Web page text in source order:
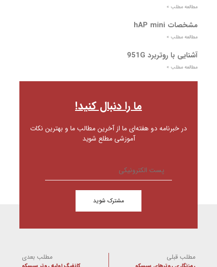
مطالعه مطلب »
مشخصات hAP mini
مطالعه مطلب »
آشنایی با روتربرد 951G
مطالعه مطلب »
ما را دنبال کنید!
در خبرنامه دو هفته‌ای ما از آخرین مطالب ما و بهترین نکات
آموزشی مطلع شوید
مشترک شوید
مطلب قبلی مطلب بعدی